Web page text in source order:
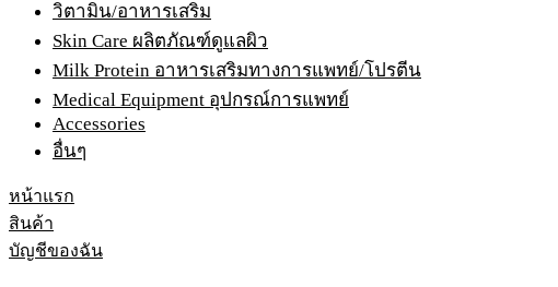
วิตามิน/อาหารเสริม
Skin Care ผลิตภัณฑ์ดูแลผิว
Milk Protein อาหารเสริมทางการแพทย์/โปรตีน
Medical Equipment อุปกรณ์การแพทย์
Accessories
อื่นๆ
หน้าแรก
สินค้า
บัญชีของฉัน